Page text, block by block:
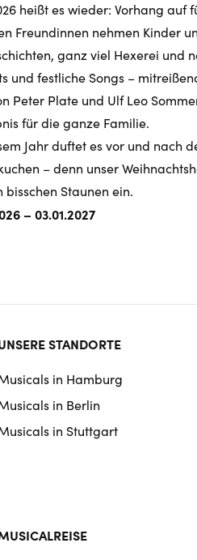
heißt es wieder: Vorhang
Freundinnen nehmen Kinder
ganz viel Hexerei und
und festliche Songs –
Peter Plate und Ulf Leo
für die ganze Familie.
Jahr duftet es vor und nach
– denn unser
bisschen Staunen ein.
– 03.01.2027
STANDORTE
in Hamburg
in Berlin
in Stuttgart